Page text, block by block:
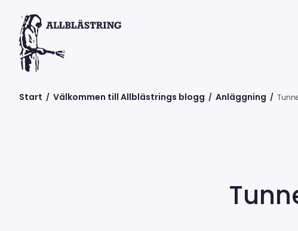
Start / Välkommen till Allblästrings blogg / Anläggning /